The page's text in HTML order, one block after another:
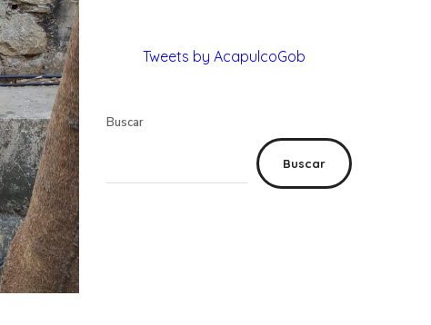
Tweets by AcapulcoGob
Buscar
Buscar